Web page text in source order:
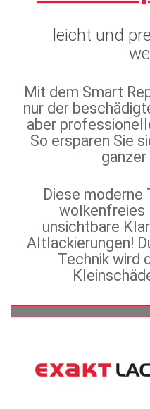
leicht und
Mit dem Smart
nur der
aber
So ersparen Sie
Diese moderne
wolkenfreies
unsichtbare
Altlackierungen!
Technik wird